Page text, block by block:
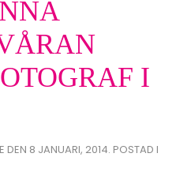
I
DEN 8 JANUARI, 2014. POSTAD I